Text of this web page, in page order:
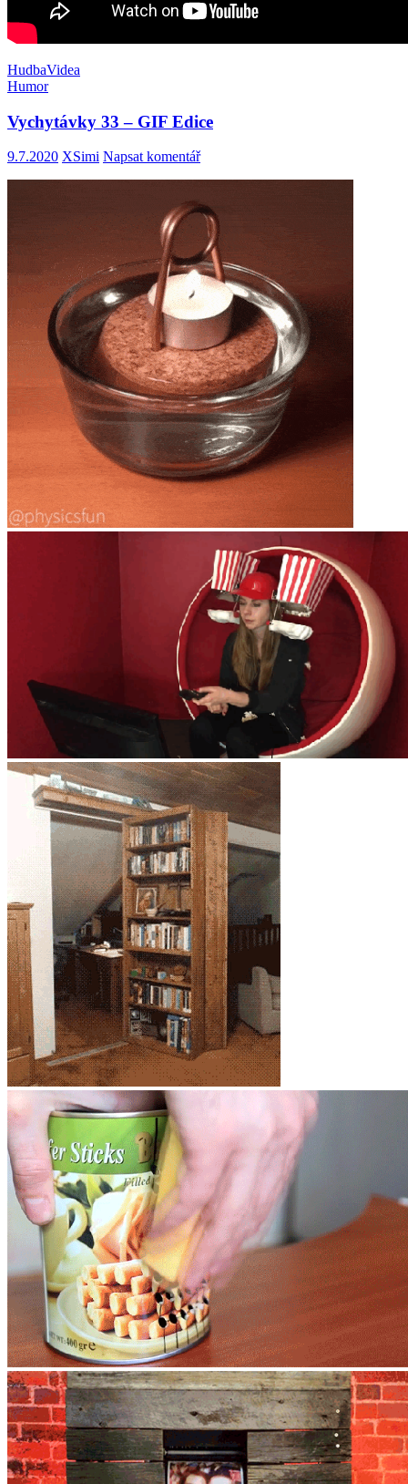
HudbaVidea
Humor
Vychytávky 33 – GIF Edice
9.7.2020 XSimi Napsat komentář